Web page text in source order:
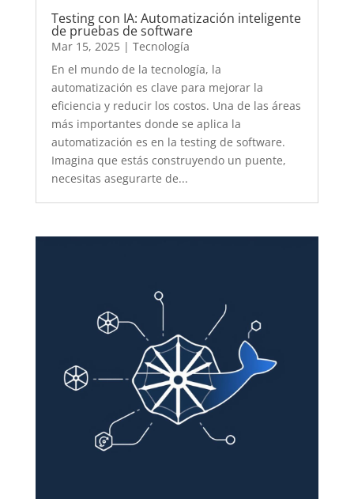
Testing con IA: Automatización inteligente
de pruebas de software
Mar 15, 2025| Tecnología
En el mundo de la tecnología, la
automatización es clave para mejorar la
eficiencia y reducir los costos. Una de las áreas
más importantes donde se aplica la
automatización es en la testing de software.
Imagina que estás construyendo un puente,
necesitas asegurarte de...